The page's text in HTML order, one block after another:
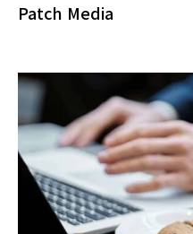
Patch Media